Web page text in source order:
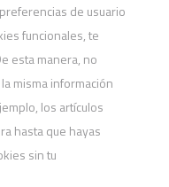
de usuario
funcionales, te
esta manera, no
misma información
los artículos
hasta que hayas
sin tu